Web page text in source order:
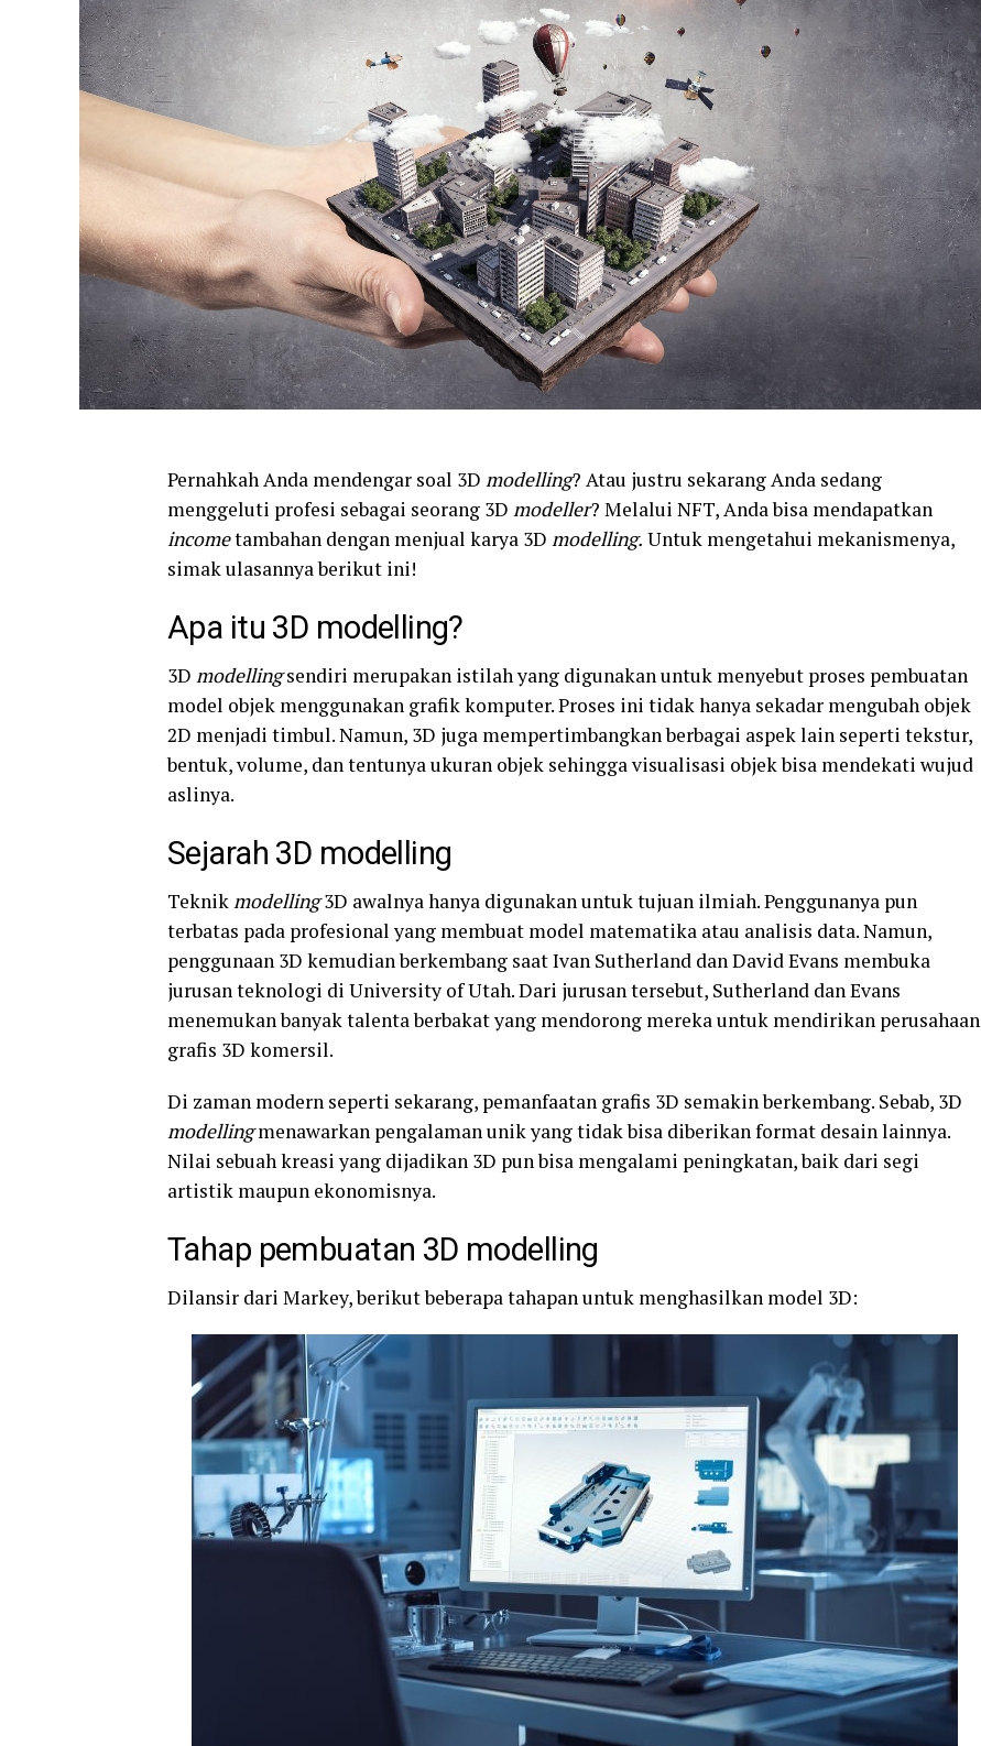
Pernahkah Anda mendengar soal 3D modelling? Atau justru sekarang Anda sedang
menggeluti profesi sebagai seorang 3D modeller? Melalui NFT, Anda bisa mendapatkan
incometambahan dengan menjual karya 3D modelling. Untuk mengetahui mekanismenya,
simak ulasannya berikut ini!
Apa itu 3D modelling?
3D modellingsendiri merupakan istilah yang digunakan untuk menyebut proses pembuatan
model objek menggunakan grafik komputer. Proses ini tidak hanya sekadar mengubah objek
2D menjadi timbul. Namun, 3D juga mempertimbangkan berbagai aspek lain seperti tekstur,
bentuk, volume, dan tentunya ukuran objek sehingga visualisasi objek bisa mendekati wujud
aslinya.
Sejarah 3D modelling
Teknikmodelling3D awalnya hanya digunakan untuk tujuan ilmiah. Penggunanya pun
terbatas pada profesional yang membuat model matematika atau analisis data. Namun,
penggunaan 3D kemudian berkembang saat Ivan Sutherland dan David Evans membuka
jurusan teknologi di University of Utah. Dari jurusan tersebut, Sutherland dan Evans
menemukan banyak talenta berbakat yang mendorong mereka untuk mendirikan perusahaan
grafis 3D komersil.
Di zaman modern seperti sekarang, pemanfaatan grafis 3D semakin berkembang. Sebab, 3D
modellingmenawarkan pengalaman unik yang tidak bisa diberikan format desain lainnya.
Nilai sebuah kreasi yang dijadikan 3D pun bisa mengalami peningkatan, baik dari segi
artistik maupun ekonomisnya.
Tahap pembuatan 3D modelling
Dilansir dari Markey, berikut beberapa tahapan untuk menghasilkan model 3D: